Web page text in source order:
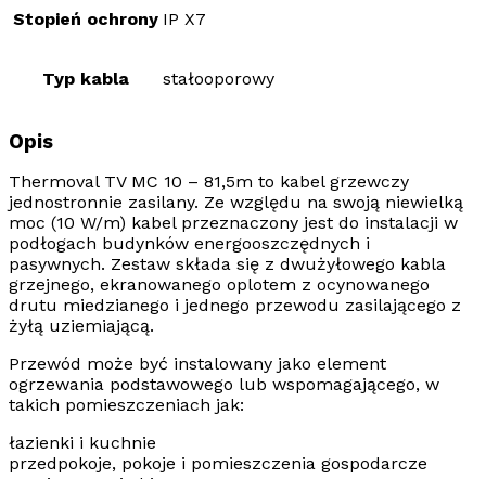
Stopień ochrony IP X7
Typ kabla stałooporowy
Opis
Thermoval TV MC 10 – 81,5m to kabel grzewczy
jednostronnie zasilany. Ze względu na swoją niewielką
moc (10 W/m) kabel przeznaczony jest do instalacji w
podłogach budynków energooszczędnych i
pasywnych. Zestaw składa się z dwużyłowego kabla
grzejnego, ekranowanego oplotem z ocynowanego
drutu miedzianego i jednego przewodu zasilającego z
żyłą uziemiającą.
Przewód może być instalowany jako element
ogrzewania podstawowego lub wspomagającego, w
takich pomieszczeniach jak:
łazienki i kuchnie
przedpokoje, pokoje i pomieszczenia gospodarcze